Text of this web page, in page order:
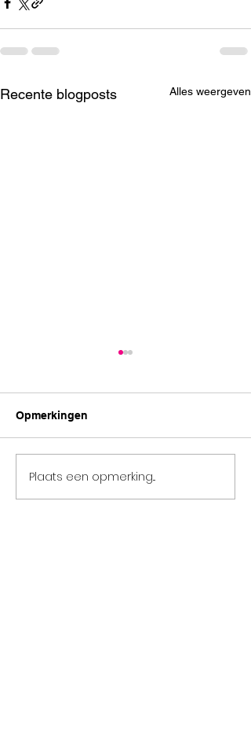
Recente blogposts Alles weergeven
Summerworkshops ☀️
Opmerkingen
Plaats een opmerking...